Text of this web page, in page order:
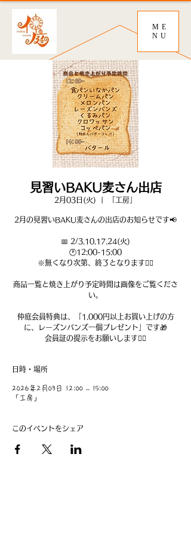
ME
NU
見習いBAKU麦さん出店
2月03日(火) 「工房」
2月の見習いBAKU麦さんの出店のお知らせです📢
📅 2/3.10.17.24(火)
🕐12:00-15:00
※無くなり次第、終了となります🙇‍♀️
商品一覧と焼き上がり予定時間は画像をご覧くださ
い。
仲庭会員特典は、「1.000円以上お買い上げの方
に、レーズンバンズ一個プレゼント」です🎁
日時・場所
2026年2月03日 12:00 – 15:00
「工房」
このイベントをシェア